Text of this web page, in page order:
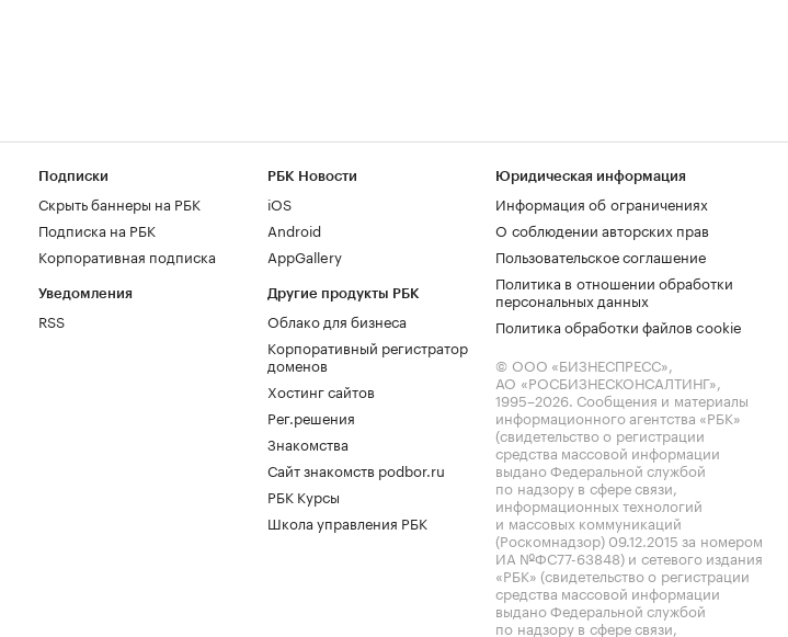
Подписки
Скрыть баннеры на РБК
Подписка на РБК
Корпоративная подписка
Уведомления
RSS
РБК Новости
iOS
Android
AppGallery
Другие продукты РБК
Облако для бизнеса
Корпоративный регистратор
доменов
Хостинг сайтов
Рег.решения
Знакомства
Сайт знакомств podbor.ru
РБК Курсы
Школа управления РБК
Юридическая информация
Информация об ограничениях
О соблюдении авторских прав
Пользовательское соглашение
Политика в отношении обработки
персональных данных
Политика обработки файлов cookie
© ООО «БИЗНЕСПРЕСС»,
АО «РОСБИЗНЕСКОНСАЛТИНГ»,
1995–2026. Сообщения и материалы
информационного агентства «РБК»
(свидетельство о регистрации
средства массовой информации
выдано Федеральной службой
по надзору в сфере связи,
информационных технологий
и массовых коммуникаций
(Роскомнадзор) 09.12.2015 за номером
ИА №ФС77-63848) и сетевого издания
«РБК» (свидетельство о регистрации
средства массовой информации
выдано Федеральной службой
по надзору в сфере связи,